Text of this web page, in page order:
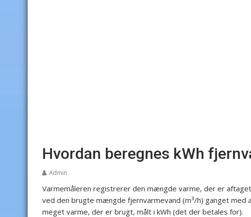
Hvordan beregnes kWh
Admin
Varmemåleren registrerer den mængde varme, der er
ved den brugte mængde fjernvarmevand (m³/h) ganget med
meget varme, der er brugt, målt i kWh (det der betales for).